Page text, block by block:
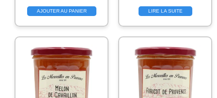
AJOUTER AU PANIER LIRE LA SUITE